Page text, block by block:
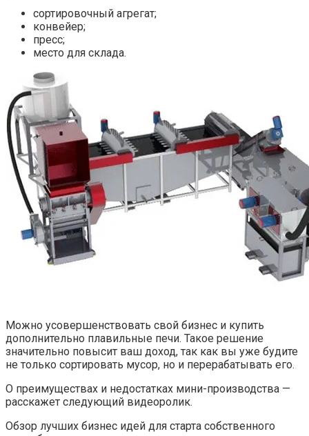
сортировочный агрегат;
конвейер;
пресс;
место для склада.
Можно усовершенствовать свой бизнес и купить
дополнительно плавильные печи. Такое решение
значительно повысит ваш доход, так как вы уже будите
не только сортировать мусор, но и перерабатывать его.
О преимуществах и недостатках мини-производства —
расскажет следующий видеоролик.
Обзор лучших бизнес идей для старта собственного